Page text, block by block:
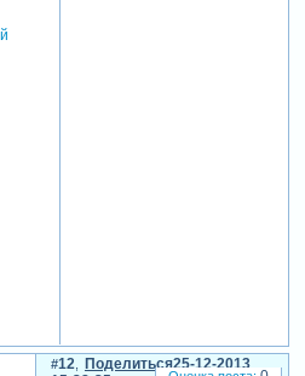
Поделиться
12
25-12-2013